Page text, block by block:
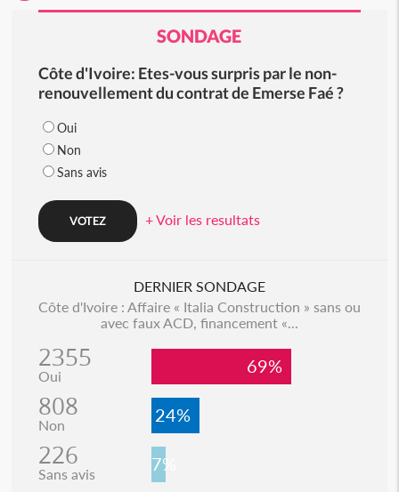
SONDAGE
Côte d'Ivoire: Etes-vous surpris par le non-
renouvellement du contrat de Emerse Faé ?
Oui
Non
Sans avis
+ Voir les resultats
DERNIER SONDAGE
Côte d'Ivoire : Affaire « Italia Construction » sans ou
avec faux ACD, financement «...
2355
Oui 69%
808
Non 24%
226
Sans avis 7%